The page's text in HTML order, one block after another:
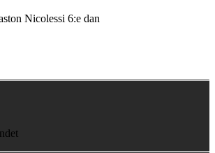
Nicolessi 6:e dan